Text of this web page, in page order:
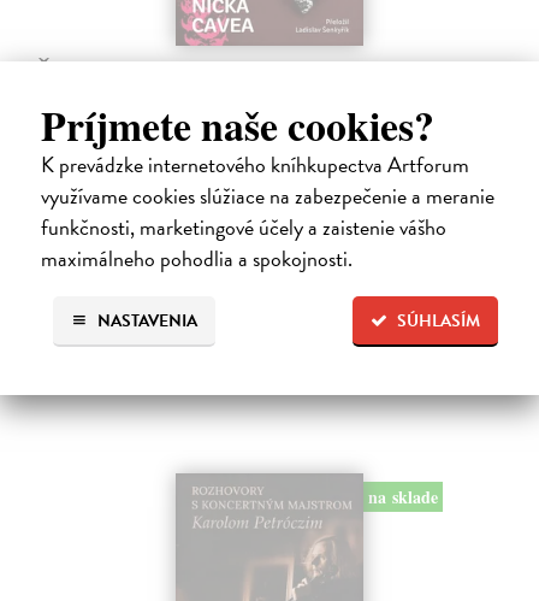
Príjmete naše cookies?
K prevádzke internetového kníhkupectva Artforum
využívame cookies slúžiace na zabezpečenie a meranie
funkčnosti, marketingové účely a zaistenie vášho
maximálneho pohodlia a spokojnosti.
SÚHLASÍM
NASTAVENIA
Žvýkačka Niny Simone
Ellisova kniha je neobvyklou literární poctou legendární jazzové
zpěvačce a pianistce Nině Simone. Světoznámý hudebník v ní vypráví
příběh zdánlivě bezvýznamného předmětu – žvýkačky, kterou
Simone během…
Na sklade ?
12,92 €
13,60 € ?
na sklade